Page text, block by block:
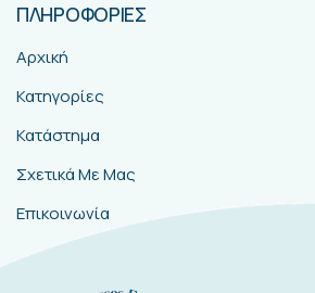
ΠΛΗΡΟΦΟΡΙΕΣ
Αρχική
Κατηγορίες
Κατάστημα
Σχετικά Με Μας
Επικοινωνία